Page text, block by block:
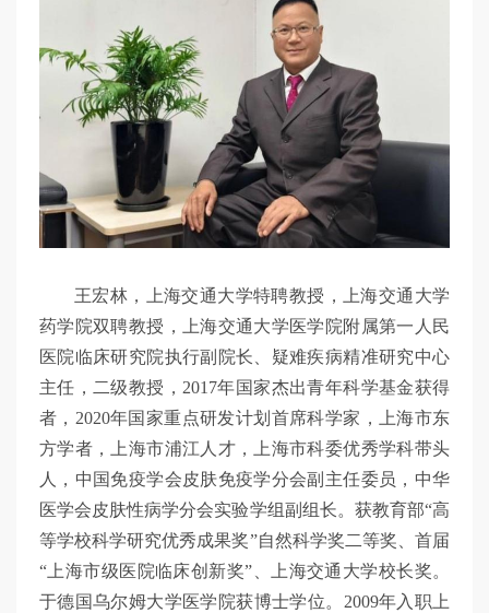
王宏林，上海交通大学特聘教授，上海交通大学
药学院双聘教授，上海交通大学医学院附属第一人民
医院临床研究院执行副院长、疑难疾病精准研究中心
主任，二级教授，2017年国家杰出青年科学基金获得
者，2020年国家重点研发计划首席科学家，上海市东
方学者，上海市浦江人才，上海市科委优秀学科带头
人，中国免疫学会皮肤免疫学分会副主任委员，中华
医学会皮肤性病学分会实验学组副组长。获教育部“高
等学校科学研究优秀成果奖”自然科学奖二等奖、首届
“上海市级医院临床创新奖”、上海交通大学校长奖。
于德国乌尔姆大学医学院获博士学位。2009年入职上